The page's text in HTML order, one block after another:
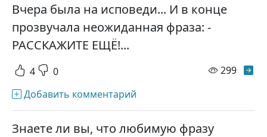
Вчера была на исповеди... И в конце
прозвучала неожиданная фраза: -
РАССКАЖИТЕ ЕЩЁ!...
4 0 299
Добавить комментарий
Знаете ли вы, что любимую фразу